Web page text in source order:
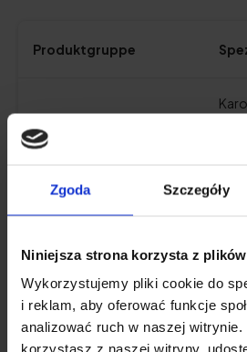
Zgoda Szczegóły
Niniejsza strona korzysta z
Wykorzystujemy pliki cookie do
i reklam, aby oferować funkcje
analizować ruch w naszej
korzystasz z naszej witryny,
Produktgruppe
Gemüse